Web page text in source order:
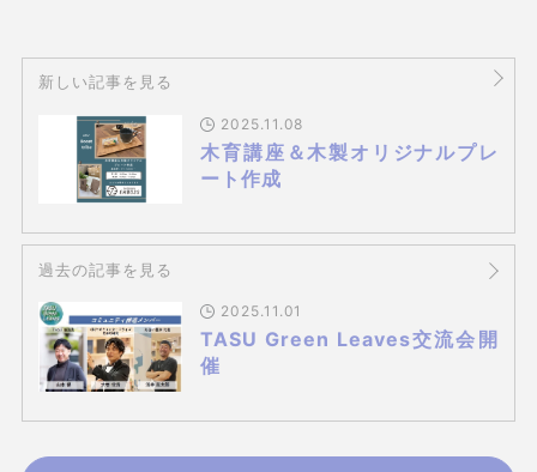
新しい記事を見る
2025.11.08
木育講座＆木製オリジナルプレ
ート作成
過去の記事を見る
2025.11.01
TASU Green Leaves交流会開
催